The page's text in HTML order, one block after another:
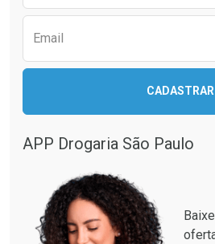
Comprar sem Desconto
Comprar sem Desconto
Email
CADASTRAR
APP Drogaria São Paulo